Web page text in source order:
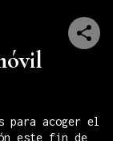
para acoger el
este fin de